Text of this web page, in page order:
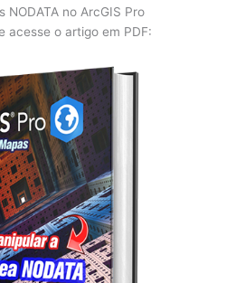
NODATA no ArcGIS Pro
acesse o artigo em PDF: